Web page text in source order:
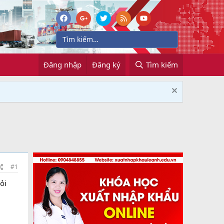
Đăng nhập Đăng ký Tìm kiếm
#1